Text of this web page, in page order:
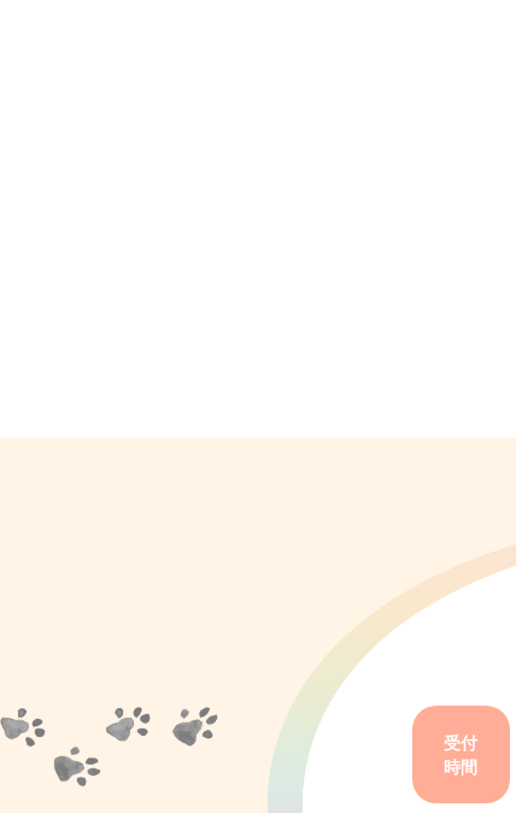
受付
時間